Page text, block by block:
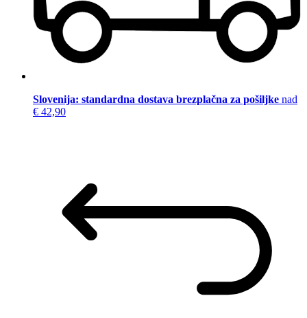
Slovenija: standardna dostava brezplačna za pošiljke nad
€ 42,90